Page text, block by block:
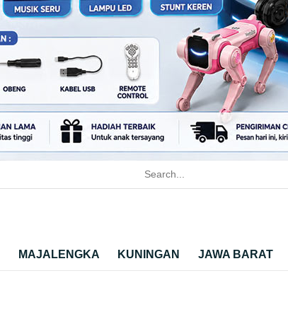
MAJALENGKA KUNINGAN JAWA BARAT